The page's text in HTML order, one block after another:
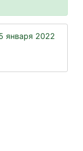
января 2022